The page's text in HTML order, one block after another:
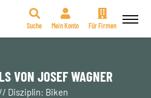
Suche Mein Konto Für Firmen
VON JOSEF WAGNER
Disziplin: Biken